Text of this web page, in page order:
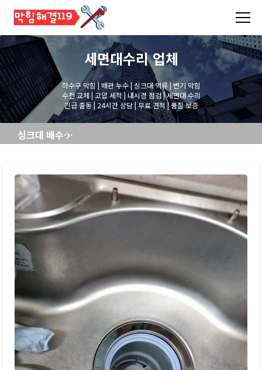
세면대수리업체
하수구 막힘 | 배관 누수 | 싱크대 역류 | 변기 막힘
수전 교체 | 고압 세척 | 내시경 점검 | 세면대 수리
긴급 출동 | 24시간 상담 | 무료 견적 | 품질 보증
싱크대 배수구통